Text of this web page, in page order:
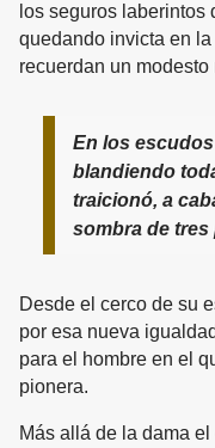
los seguros laberintos
quedando invicta en
recuerdan un
En los
blandiendo
traicionó, a
sombra de tres
Desde el cerco de su
por esa nueva
para el hombre en el
pionera.
Más allá de la dama